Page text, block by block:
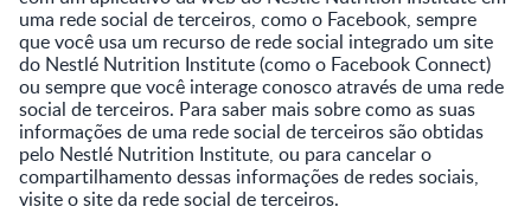
uma rede social de terceiros, como o Facebook, sempre
que você usa um recurso de rede social integrado um site
do Nestlé Nutrition Institute (como o Facebook Connect)
ou sempre que você interage conosco através de uma rede
social de terceiros. Para saber mais sobre como as suas
informações de uma rede social de terceiros são obtidas
pelo Nestlé Nutrition Institute, ou para cancelar o
compartilhamento dessas informações de redes sociais,
visite o site da rede social de terceiros.